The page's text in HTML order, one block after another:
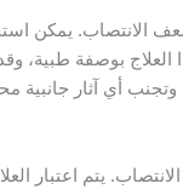
الانتصاب. يمكن
بوصفة طبية،
أي آثار جانبية
يتم اعتبار